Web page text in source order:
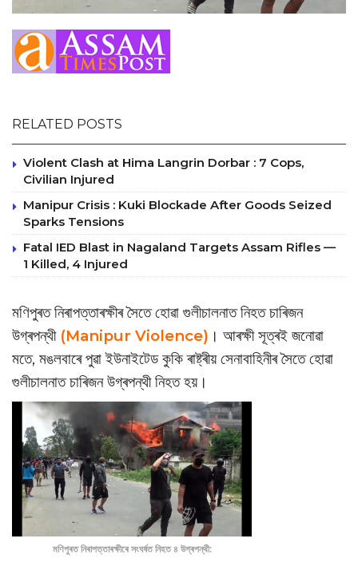
RELATED POSTS
Violent Clash at Hima Langrin Dorbar : 7 Cops,
Civilian Injured
Manipur Crisis : Kuki Blockade After Goods Seized
Sparks Tensions
Fatal IED Blast in Nagaland Targets Assam Rifles —
1 Killed, 4 Injured
মণিপুৰত নিৰাপত্তাৰক্ষীৰ সৈতে হোৱা গুলীচালনাত নিহত চাৰিজন
উগ্ৰপন্থী (Manipur Violence) । আৰক্ষী সূত্ৰই জনোৱা
মতে, মঙলবাৰে পুৱা ইউনাইটেড কুকি ৰাষ্ট্ৰীয় সেনাবাহিনীৰ সৈতে হোৱা
গুলীচালনাত চাৰিজন উগ্ৰপন্থী নিহত হয়।
মণিপুৰত নিৰাপত্তাৰক্ষীৰে সংঘৰ্ষত নিহত ৪ উগ্ৰপন্থী: